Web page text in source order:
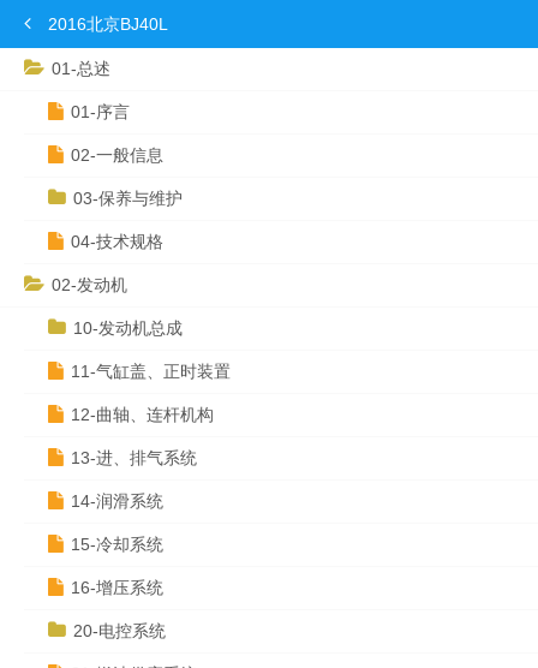
2016北京BJ40L
01-总述
01-序言
02-一般信息
03-保养与维护
04-技术规格
02-发动机
10-发动机总成
11-气缸盖、正时装置
12-曲轴、连杆机构
13-进、排气系统
14-润滑系统
15-冷却系统
16-增压系统
20-电控系统